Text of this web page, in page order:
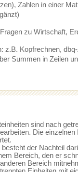
Zahlen in einer
zu Wirtschaft,
z.B. Kopfrechnen,
Summen in Zeilen
sind nach
Die einzelnen
besteht der Nachteil
Bereich, den er
Bereich